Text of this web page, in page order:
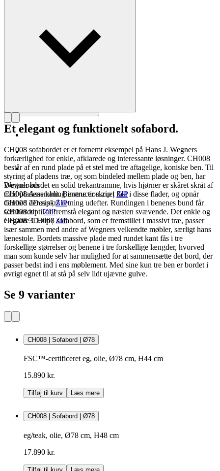
Downloads
CH008 Assembling instruction.zip| ZIP
CH008 2D.zip|ZIP
CH008.zip|ZIP
CH008 3D.zip|ZIP
Et elegant og funktionelt sofabord.
CH008 sofabordet er et fornemt eksempel på Hans J. Wegners
forkærlighed for enkle, afklarede og interessante løsninger. CH008
består af en rund plade på et stel med tre aftagelige, koniske ben. Til
styring af pladens træ, og som bindeled mellem plade og ben, har
Wegner bordet en solid trekantramme, hvis hjørner er skåret skråt af
mod pladens kant. Benene er skruet fast i disse flader, og opnår
dermed deres skrå retning udefter. Rundingen i benenes bund får
sofabordet til at fremstå elegant og næsten svævende. Det enkle og
elegante CH008 sofabord, som er fremstillet i massivt træ, passer
især sammen med andre af Wegners velkendte møbler, særligt hans
lænestole. Bordets massive plade med rundet kant fås i tre
forskellige størrelser og benene i tre forskellige længder, hvorved
man som kunde selv har mulighed for at sammensætte det bord, der
passer bedst ind i ens møblement. Med sine kun tre ben er bordet i
øvrigt egnet til at stå på selv lidt ujævne gulve.
Se 9 varianter
CH008 | Sofabord | Ø78
FSC™-certificeret eg, olie, Ø78 cm, H44 cm
15.890 kr.
Tilføj til kurv Læs mere
CH008 | Sofabord | Ø78
eg/teak, olie, Ø78 cm, H48 cm
17.890 kr.